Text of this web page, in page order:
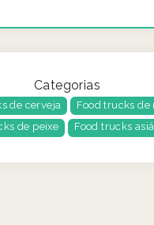
Categorias
de cerveja
Food trucks de
de peixe
Food trucks